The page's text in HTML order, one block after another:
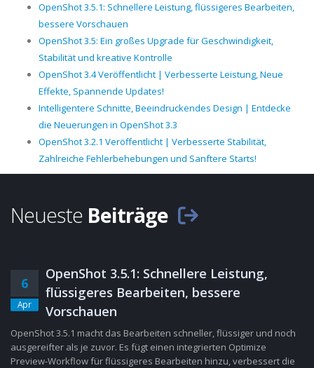
OpenShot 3.5.1: Schnellere Leistung, flüssigeres Bearbeiten,
bessere Vorschauen
OpenShot 3.5: Ein großes Upgrade für Geschwindigkeit,
Stabilität und kreative Kontrolle
OpenShot 3.4 Veröffentlicht | Verbesserte Leistung, Neue
Effekte, Spannende Updates!
Intelligentere Schnitte, Beeindruckendes Design | Entdecke
die Neuerungen in OpenShot 3.3
OpenShot 3.2.1 Veröffentlicht | Verbesserte Stabilität,
Zahlreiche Fehlerbehebungen und Sanftere Starts!
Neueste Beiträge
6
Apr
OpenShot 3.5.1: Schnellere Leistung,
flüssigeres Bearbeiten, bessere
Vorschauen
OpenShot 3.5.1 macht das Bearbeiten schneller, flüssiger und noch
ausgereifter als je zuvor. Es fügt einen integrierten Optimize
Preview-Workflow für flüssigeres Bearbeiten hinzu, verbessert die